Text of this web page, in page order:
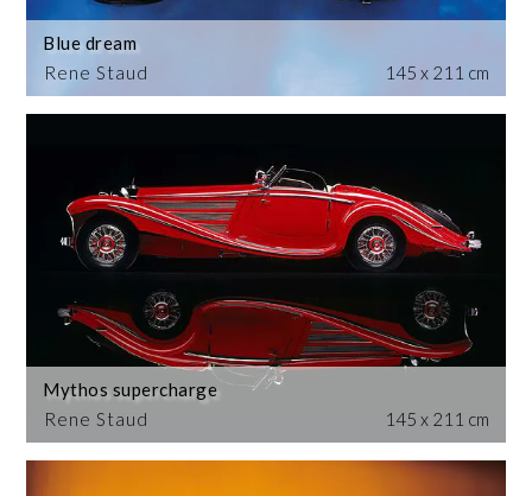
Rene Staud
Blue dream
145 x 211 cm
Rene Staud
Mythos supercharge
145 x 211 cm